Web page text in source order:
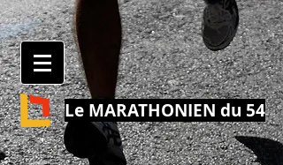
Le MARATHONIEN du 54